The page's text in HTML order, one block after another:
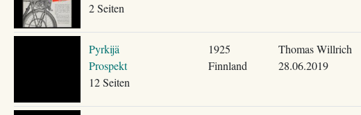
2 Seiten
Pyrkijä
Prospekt
12 Seiten
1925
Finnland
Thomas Willrich
28.06.2019